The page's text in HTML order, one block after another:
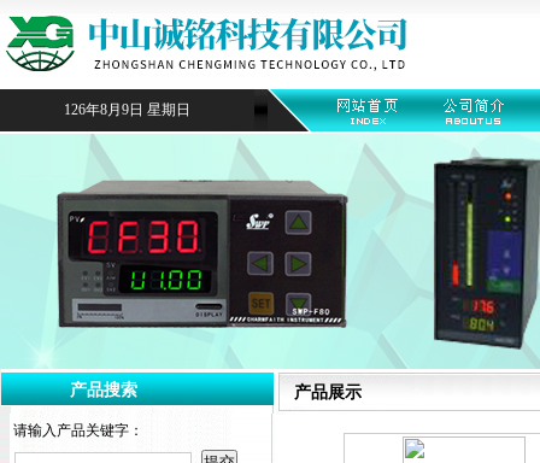
126年8月9日 星期日
产品搜索
请输入产品关键字：
产品展示